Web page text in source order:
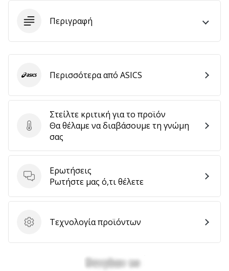
Εμφάνιση
όλων
των
Περιγραφή
Στείλτε κριτική για το προϊόν
Στείλτε κριτική για το προϊόν
Θα θέλαμε να διαβάσουμε τη γνώμη
σας
Ερωτήσεις
Ερωτήσεις
Ρωτήστε μας ό,τι θέλετε
Τεχνολογία προϊόντων
Τεχνολογία προϊόντων
ASICSΠερισσότερα από ASICS